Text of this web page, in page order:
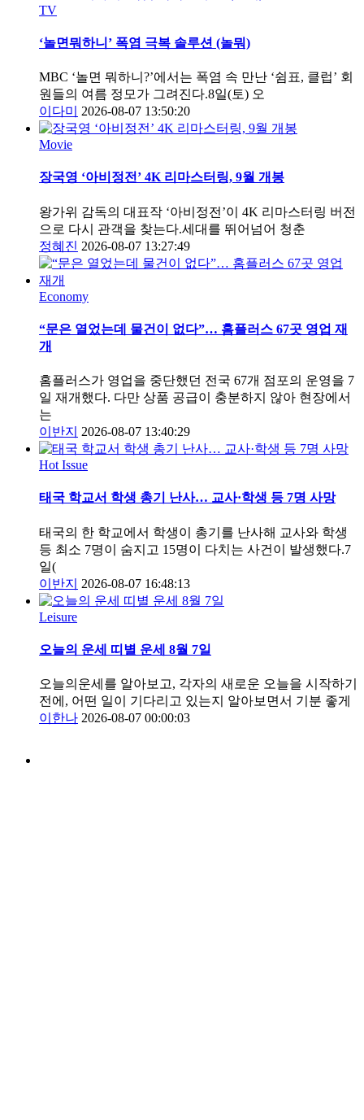
TV
‘놀면뭐하니’ 폭염 극복 솔루션 (놀뭐)
MBC ‘놀면 뭐하니?’에서는 폭염 속 만난 ‘쉼표, 클럽’ 회
원들의 여름 정모가 그려진다.8일(토) 오
이다미
2026-08-07 13:50:20
Movie
장국영 ‘아비정전’ 4K 리마스터링, 9월 개봉
왕가위 감독의 대표작 ‘아비정전’이 4K 리마스터링 버전
으로 다시 관객을 찾는다.세대를 뛰어넘어 청춘
정혜진 2026-08-07 13:27:49
Economy
“문은 열었는데 물건이 없다”… 홈플러스 67곳 영업 재
개
홈플러스가 영업을 중단했던 전국 67개 점포의 운영을 7
일 재개했다. 다만 상품 공급이 충분하지 않아 현장에서
는
이반지
2026-08-07 13:40:29
Hot Issue
태국 학교서 학생 총기 난사… 교사·학생 등 7명 사망
태국의 한 학교에서 학생이 총기를 난사해 교사와 학생
등 최소 7명이 숨지고 15명이 다치는 사건이 발생했다.7
일(
이반지
2026-08-07 16:48:13
Leisure
오늘의 운세 띠별 운세 8월 7일
오늘의운세를 알아보고, 각자의 새로운 오늘을 시작하기
전에, 어떤 일이 기다리고 있는지 알아보면서 기분 좋게
이한나 2026-08-07 00:00:03